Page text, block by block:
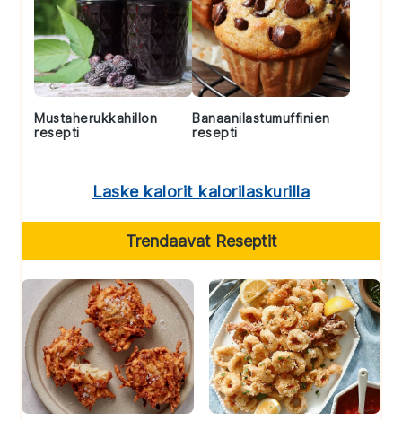
Mustaherukkahillon
resepti
Banaanilastumuffinien
resepti
Laske kalorit kalorilaskurilla
Trendaavat Reseptit